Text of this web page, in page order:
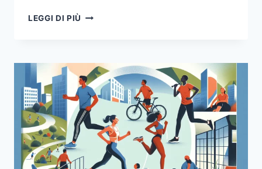
LEGGI DI PIÙ IL
TRADIZIONI
CULTURALI:
UN
VIAGGIO
NEL
MONDO
DELLE
ABITUDINI
SANE